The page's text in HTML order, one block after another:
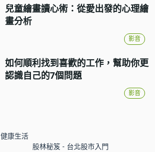
兒童繪畫讀心術：從愛出發的心理繪
畫分析
影音
如何順利找到喜歡的工作，幫助你更
認識自己的7個問題
影音
健康生活
股林秘笈 - 台北股市入門